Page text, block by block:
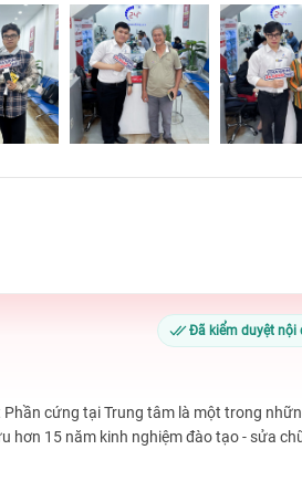
Đã kiểm duyệt nội
Phần cứng tại Trung tâm là một trong
hơn 15 năm kinh nghiệm đào tạo - sửa